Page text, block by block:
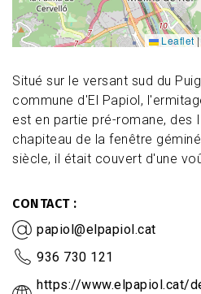
Situé sur le versant sud du
commune d'El Papiol,
est en partie pré-romane, des
chapiteau de la fenêtre
siècle, il était couvert d'une
CONTACT
papiol@elpapiol.cat
936 730 121
https://www.elpapiol.cat/
Leaflet |